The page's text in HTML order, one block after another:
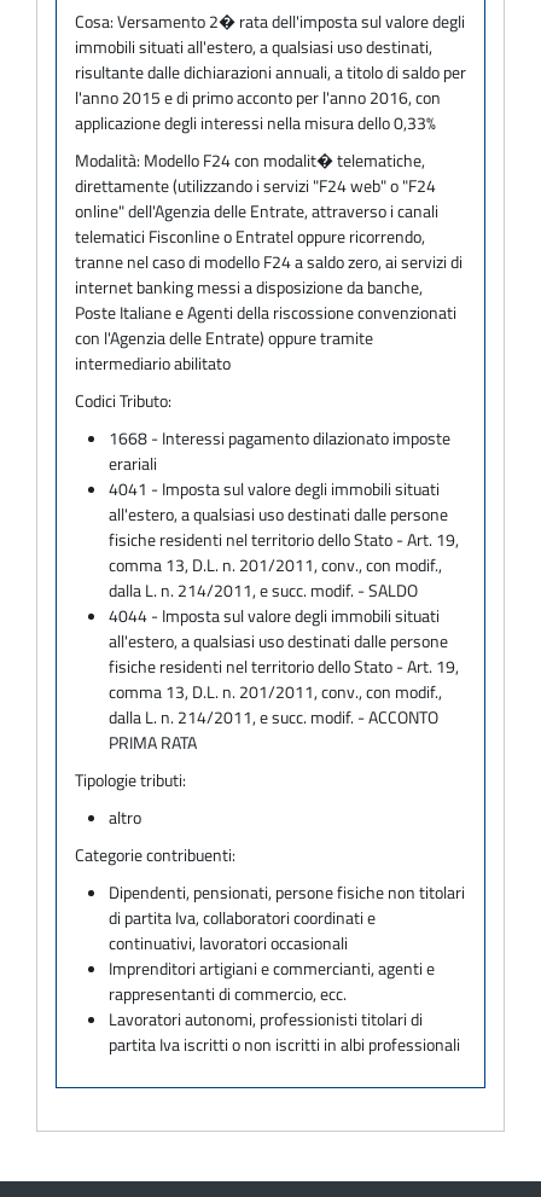
Cosa:Versamento 2� rata dell'imposta sul valore degli
immobili situati all'estero, a qualsiasi uso destinati,
risultante dalle dichiarazioni annuali, a titolo di saldo per
l'anno 2015 e di primo acconto per l'anno 2016, con
applicazione degli interessi nella misura dello 0,33%
Modalità: Modello F24 con modalit� telematiche,
direttamente (utilizzando i servizi "F24 web" o "F24
online" dell'Agenzia delle Entrate, attraverso i canali
telematici Fisconline o Entratel oppure ricorrendo,
tranne nel caso di modello F24 a saldo zero, ai servizi di
internet banking messi a disposizione da banche,
Poste Italiane e Agenti della riscossione convenzionati
con l'Agenzia delle Entrate) oppure tramite
intermediario abilitato
Codici Tributo:
1668 - Interessi pagamento dilazionato imposte
erariali
4041 - Imposta sul valore degli immobili situati
all'estero, a qualsiasi uso destinati dalle persone
fisiche residenti nel territorio dello Stato - Art. 19,
comma 13, D.L. n. 201/2011, conv., con modif.,
dalla L. n. 214/2011, e succ. modif. - SALDO
4044 - Imposta sul valore degli immobili situati
all'estero, a qualsiasi uso destinati dalle persone
fisiche residenti nel territorio dello Stato - Art. 19,
comma 13, D.L. n. 201/2011, conv., con modif.,
dalla L. n. 214/2011, e succ. modif. - ACCONTO
PRIMA RATA
Tipologie tributi:
altro
Categorie contribuenti:
Dipendenti, pensionati, persone fisiche non titolari
di partita Iva, collaboratori coordinati e
continuativi, lavoratori occasionali
Imprenditori artigiani e commercianti, agenti e
rappresentanti di commercio, ecc.
Lavoratori autonomi, professionisti titolari di
partita Iva iscritti o non iscritti in albi professionali